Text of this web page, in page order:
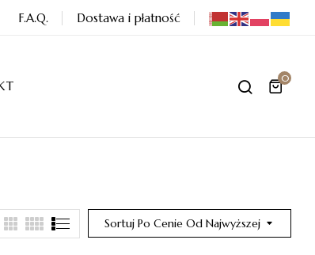
F.A.Q. Dostawa i płatność
0
Sortuj Po Cenie Od Najwyższej